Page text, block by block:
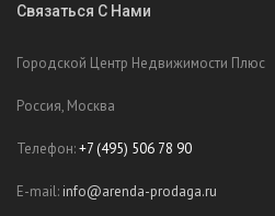
Связаться С Нами
Городской Центр Недвижимости Плюс
Россия, Москва
Телефон:+7 (495) 506 78 90
E-mail: info@arenda-prodaga.ru